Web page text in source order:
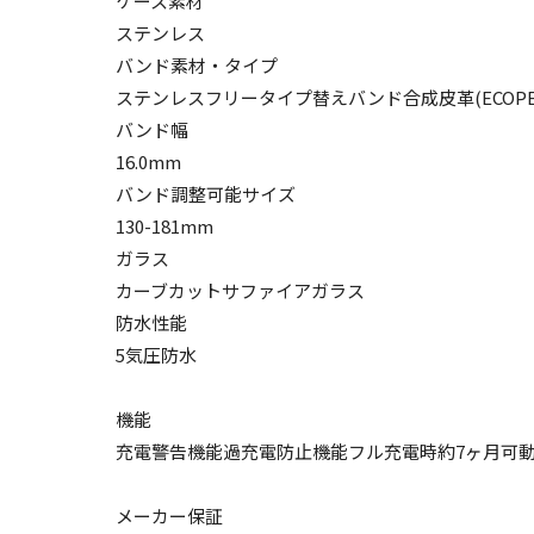
ステンレス
バンド素材・タイプ
ステンレスフリータイプ替えバンド合成皮革
バンド幅
16.0mm
バンド調整可能サイズ
130-181mm
ガラス
カーブカットサファイアガラス
防水性能
5気圧防水
機能
充電警告機能過充電防止機能フル充電時約7ヶ月可
メーカー保証